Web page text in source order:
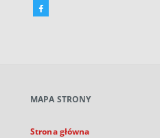
Facebook
karcie
MAPA STRONY
Strona główna